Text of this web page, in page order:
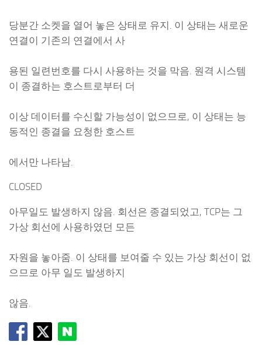
당분간 소켓을 열어 놓은 상태로 유지. 이 상태는 새로운
연결이 기존의 연결에서 사
용된 일련번호를 다시 사용하는 것을 막음. 원격 시스템
이 종결하는 호스트로부터 더
이상 데이터를 수신할 가능성이 없으므로, 이 상태는 능
동적인 종결을 요청한 호스트
에서만 나타남.
CLOSED
아무일도 발생하지 않음. 회선은 종결되었고, TCP는 그
가상 회선에 사용하였던 모든
자원을 놓아줌. 이 상태를 보여줄 수 있는 가상 회선이 없
으므로 아무 일도 발생하지
않음.